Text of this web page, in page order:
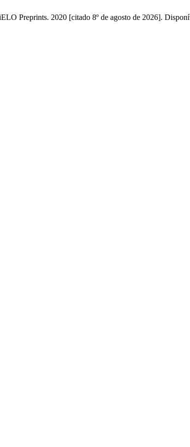
Preprints. 2020 [citado 8º de agosto de 2026].